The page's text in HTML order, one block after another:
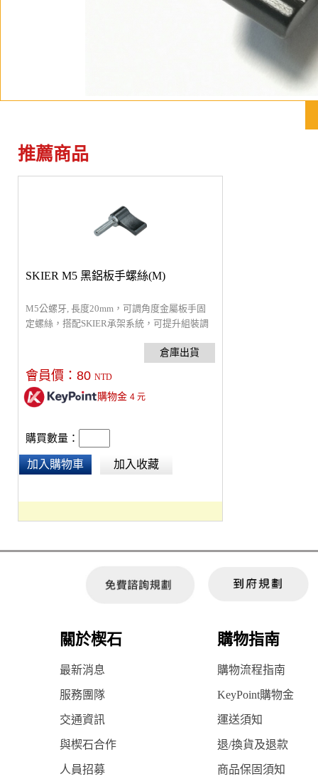
推薦商品
SKIER M5 黑鋁板手螺絲(M)
M5公螺牙, 長度20mm，可調角度金屬板手固
定螺絲，搭配SKIER承架系統，可提升組裝調
會員價： 80 NTD
購物金 4元
購買數量：
加入購物車 加入收藏
關於楔石 購物指南
最新消息 購物流程指南
服務團隊 KeyPoint購物金
交通資訊 運送須知
與楔石合作 退/換貨及退款
人員招募 商品保固須知